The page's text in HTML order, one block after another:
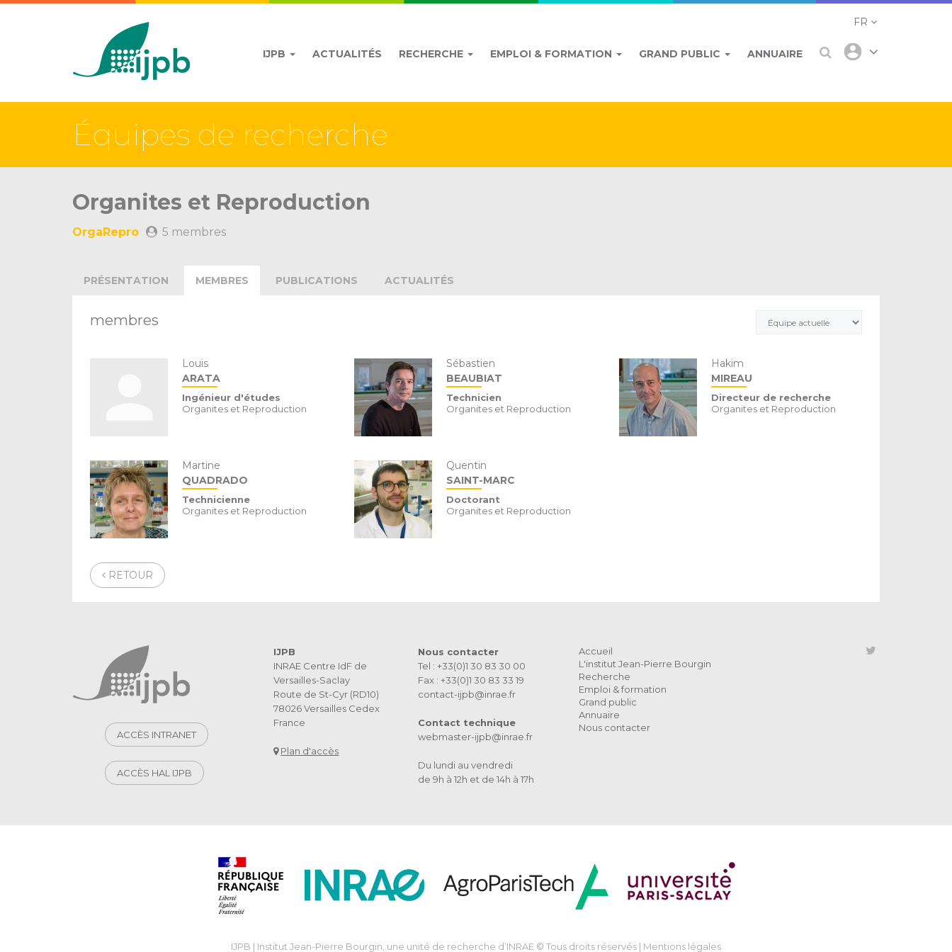
FR
IJPB ACTUALITÉS RECHERCHE EMPLOI & FORMATION GRAND PUBLIC ANNUAIRE
Équipes de recherche
Organites et Reproduction
OrgaRepro 5 membres
PRÉSENTATION MEMBRES PUBLICATIONS ACTUALITÉS
membres
Louis
ARATA
Ingénieur d'études
Organites et Reproduction
Sébastien
BEAUBIAT
Technicien
Organites et Reproduction
Hakim
MIREAU
Directeur de recherche
Organites et Reproduction
Martine
QUADRADO
Technicienne
Organites et Reproduction
Quentin
SAINT-MARC
Doctorant
Organites et Reproduction
RETOUR
ACCÈS INTRANET
ACCÈS HAL IJPB
IJPB
INRAE Centre IdF de
Versailles-Saclay
Route de St-Cyr (RD10)
78026 Versailles Cedex
France
Plan d'accès
Nous contacter
Tel : +33(0)1 30 83 30 00
Fax : +33(0)1 30 83 33 19
contact-ijpb@inrae.fr
Contact technique
webmaster-ijpb@inrae.fr
Du lundi au vendredi
de 9h à 12h et de 14h à 17h
Accueil
L'institut Jean-Pierre Bourgin
Recherche
Emploi & formation
Grand public
Annuaire
Nous contacter
IJPB | Institut Jean-Pierre Bourgin, une unité de recherche d’INRAE © Tous droits réservés | Mentions légales